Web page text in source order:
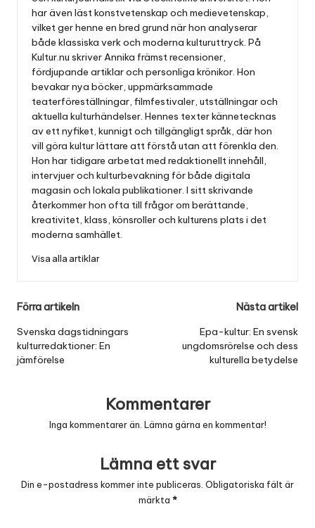
har även läst konstvetenskap och medievetenskap,
vilket ger henne en bred grund när hon analyserar
både klassiska verk och moderna kulturuttryck. På
Kultur.nu skriver Annika främst recensioner,
fördjupande artiklar och personliga krönikor. Hon
bevakar nya böcker, uppmärksammade
teaterföreställningar, filmfestivaler, utställningar och
aktuella kulturhändelser. Hennes texter kännetecknas
av ett nyfiket, kunnigt och tillgängligt språk, där hon
vill göra kultur lättare att förstå utan att förenkla den.
Hon har tidigare arbetat med redaktionellt innehåll,
intervjuer och kulturbevakning för både digitala
magasin och lokala publikationer. I sitt skrivande
återkommer hon ofta till frågor om berättande,
kreativitet, klass, könsroller och kulturens plats i det
moderna samhället.
Visa alla artiklar
Post
navigation
Förra artikeln
Svenska dagstidningars
kulturredaktioner: En
jämförelse
Nästa artikel
Epa-kultur: En svensk
ungdomsrörelse och dess
kulturella betydelse
Kommentarer
Inga kommentarer än. Lämna gärna en kommentar!
Lämna ett svar
Din e-postadress kommer inte publiceras. Obligatoriska fält är
märkta *